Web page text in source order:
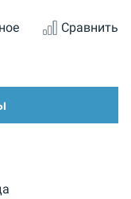
Сравнить